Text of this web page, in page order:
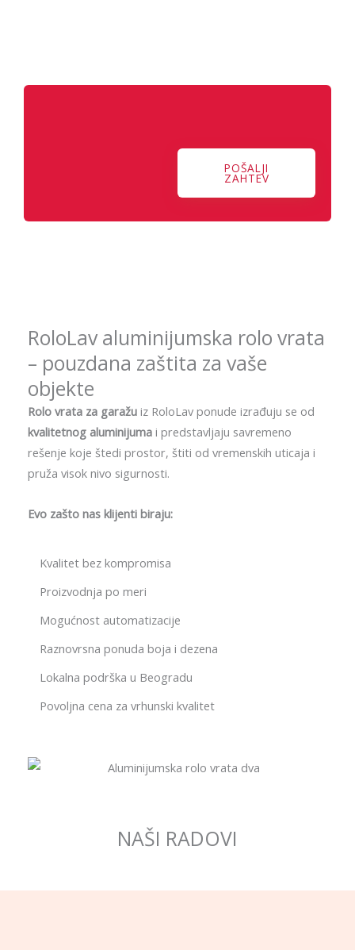
POŠALJI
ZAHTEV
RoloLav aluminijumska rolo vrata
– pouzdana zaštita za vaše
objekte
Rolo vrata za garažu iz RoloLav ponude izrađuju se od
kvalitetnog aluminijuma i predstavljaju savremeno
rešenje koje štedi prostor, štiti od vremenskih uticaja i
pruža visok nivo sigurnosti.
Evo zašto nas klijenti biraju:
Kvalitet bez kompromisa
Proizvodnja po meri
Mogućnost automatizacije
Raznovrsna ponuda boja i dezena
Lokalna podrška u Beogradu
Povoljna cena za vrhunski kvalitet
NAŠI RADOVI